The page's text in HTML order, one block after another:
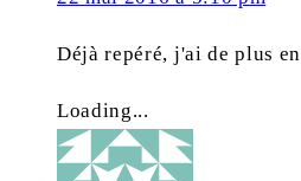
Déjà repéré, j'ai de plus
Loading...